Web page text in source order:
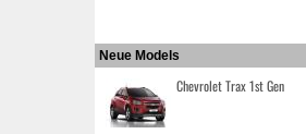
Neue Models
Chevrolet Trax 1st Gen